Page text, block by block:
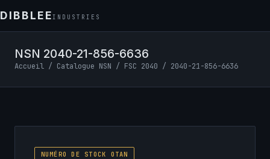
DIBBLEEINDUSTRIES
NSN 2040-21-856-6636
Accueil / Catalogue NSN / FSC 2040 / 2040-21-856-6636
NUMÉRO DE STOCK OTAN